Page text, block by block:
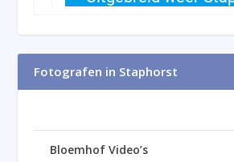
Fotografen in Staphorst
Bloemhof Video’s